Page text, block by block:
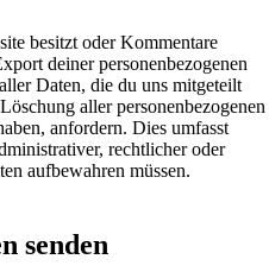
besitzt oder Kommentare
deiner personenbezogenen
Daten, die du uns mitgeteilt
aller personenbezogenen
anfordern. Dies umfasst
rechtlicher oder
aufbewahren müssen.
senden